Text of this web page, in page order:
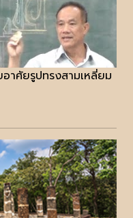
าศัยรูปทรงสามเหลี่ยม